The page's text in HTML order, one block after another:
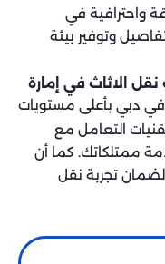
واحترافية في
وتوفير بيئة
الاثاث في إمارة
دبي بأعلى مستويات
التعامل مع
ممتلكاتك. كما أن
لضمان تجربة نقل